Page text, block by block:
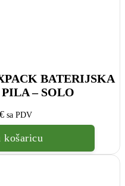
BATERIJSKA
– SOLO
€ sa PDV
košaricu